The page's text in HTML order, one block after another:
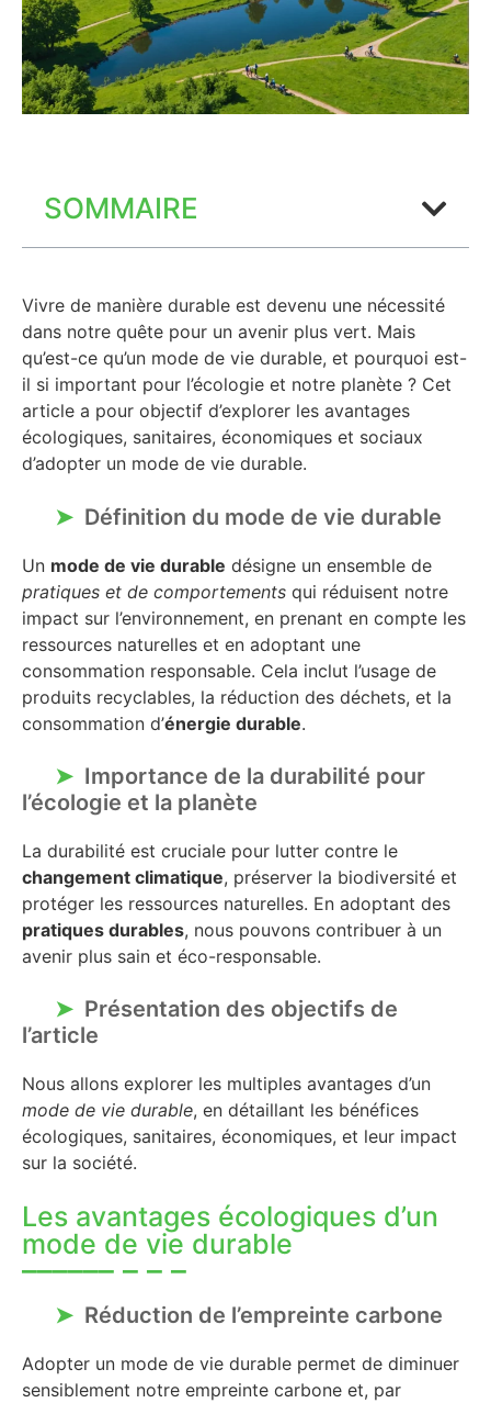
SOMMAIRE
Vivre de manière durable est devenu une nécessité
dans notre quête pour un avenir plus vert. Mais
qu’est-ce qu’un mode de vie durable, et pourquoi est-
il si important pour l’écologie et notre planète ? Cet
article a pour objectif d’explorer les avantages
écologiques, sanitaires, économiques et sociaux
d’adopter un mode de vie durable.
Définition du mode de vie durable
Un mode de vie durable désigne un ensemble de
pratiques et de comportements qui réduisent notre
impact sur l’environnement, en prenant en compte les
ressources naturelles et en adoptant une
consommation responsable. Cela inclut l’usage de
produits recyclables, la réduction des déchets, et la
consommation d’énergie durable.
Importance de la durabilité pour
l’écologie et la planète
La durabilité est cruciale pour lutter contre le
changement climatique, préserver la biodiversité et
protéger les ressources naturelles. En adoptant des
pratiques durables, nous pouvons contribuer à un
avenir plus sain et éco-responsable.
Présentation des objectifs de
l’article
Nous allons explorer les multiples avantages d’un
mode de vie durable, en détaillant les bénéfices
écologiques, sanitaires, économiques, et leur impact
sur la société.
Les avantages écologiques d’un
mode de vie durable
Réduction de l’empreinte carbone
Adopter un mode de vie durable permet de diminuer
sensiblement notre empreinte carbone et, par